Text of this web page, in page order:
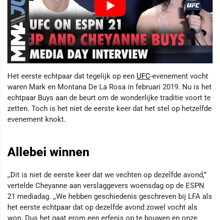
Het eerste echtpaar dat tegelijk op een UFC-evenement vocht
waren Mark en Montana De La Rosa in februari 2019. Nu is het
echtpaar Buys aan de beurt om de wonderlijke traditie voort te
zetten. Toch is het niet de eerste keer dat het stel op hetzelfde
evenement knokt.
Allebei winnen
,,Dit is niet de eerste keer dat we vechten op dezelfde avond,”
vertelde Cheyanne aan verslaggevers woensdag op de ESPN
21 mediadag. ,,We hebben geschiedenis geschreven bij LFA als
het eerste echtpaar dat op dezelfde avond zowel vocht als
won. Dus het gaat erom een erfenis op te bouwen en onze